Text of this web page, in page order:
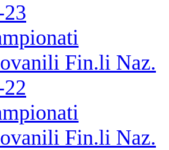
Fin.li Naz.
Fin.li Naz.